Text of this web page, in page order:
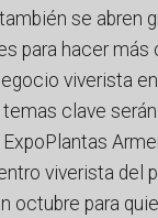
se abren
para hacer
viverista
clave
viverista del
octubre para